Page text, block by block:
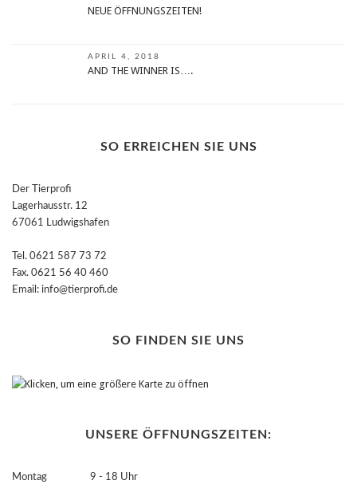
NEUE ÖFFNUNGSZEITEN!
APRIL 4, 2018
AND THE WINNER IS….
SO ERREICHEN SIE UNS
Der Tierprofi
Lagerhausstr. 12
67061 Ludwigshafen
Tel. 0621 587 73 72
Fax. 0621 56 40 460
Email: info@tierprofi.de
SO FINDEN SIE UNS
UNSERE ÖFFNUNGSZEITEN:
Montag 9 - 18 Uhr